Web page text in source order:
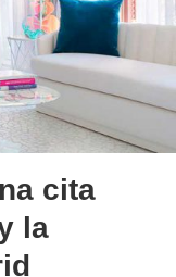
cita
la